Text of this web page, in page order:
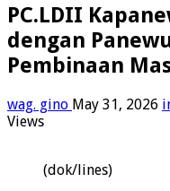
PC.LDII
dengan
Pembinaan
wag. gino May 31, 2026
Views
(dok/lines)